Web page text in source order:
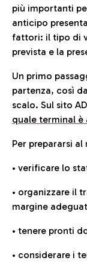
più importanti
anticipo
fattori: il tipo di
prevista e la
Un primo
partenza, così
scalo. Sul sito
quale terminal è
Per prepararsi
• verificare lo
• organizzare il
margine
• tenere pronti
• considerare i